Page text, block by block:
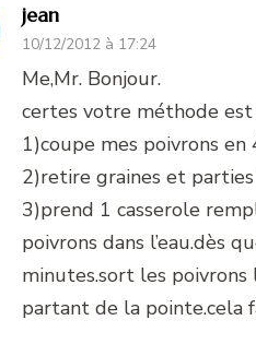
jean
10/12/2012 à 17:24
Me,Mr. Bonjour.
certes votre méthode est
1)coupe mes poivrons
2)retire graines et parties
3)prend 1 casserole
poivrons dans l’eau.dès
minutes.sort les
partant de la pointe.cela